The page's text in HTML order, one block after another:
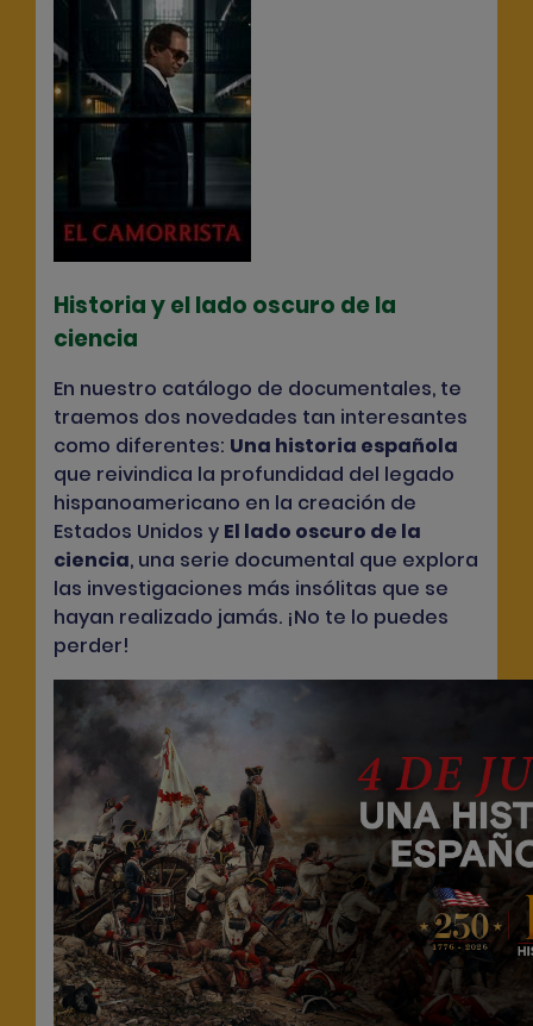
Historia y el lado oscuro de la
ciencia
En nuestro catálogo de documentales, te
traemos dos novedades tan interesantes
como diferentes: Una historia española
que reivindica la profundidad del legado
hispanoamericano en la creación de
Estados Unidos y El lado oscuro de la
ciencia, una serie documental que explora
las investigaciones más insólitas que se
hayan realizado jamás. ¡No te lo puedes
perder!